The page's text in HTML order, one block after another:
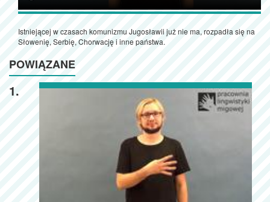
Istniejącej w czasach komunizmu Jugosławii już nie ma, rozpadła się na
Słowenię, Serbię, Chorwację i inne państwa.
POWIĄZANE
1.